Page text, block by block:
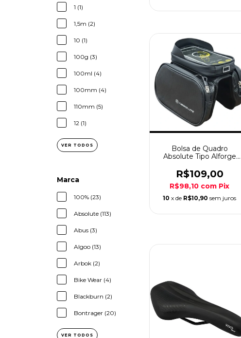
1 (1)
1,5m (2)
10 (1)
100g (3)
100ml (4)
100mm (4)
110mm (5)
12 (1)
VER TODOS
Marca
100% (23)
Absolute (113)
Abus (3)
Algoo (13)
Arbok (2)
Bike Wear (4)
Blackburn (2)
Bontrager (20)
VER TODOS
Bolsa de Quadro
Absolute Tipo Alforge
R$109,00
R$98,10 com Pix
10 x de R$10,90 sem juros